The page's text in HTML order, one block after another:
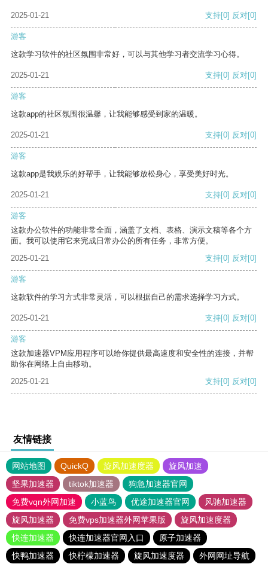
2025-01-21 支持[0] 反对[0]
游客
这款学习软件的社区氛围非常好，可以与其他学习者交流学习心得。
2025-01-21 支持[0] 反对[0]
游客
这款app的社区氛围很温馨，让我能够感受到家的温暖。
2025-01-21 支持[0] 反对[0]
游客
这款app是我娱乐的好帮手，让我能够放松身心，享受美好时光。
2025-01-21 支持[0] 反对[0]
游客
这款办公软件的功能非常全面，涵盖了文档、表格、演示文稿等各个方
面。我可以使用它来完成日常办公的所有任务，非常方便。
2025-01-21
支持[0] 反对[0]
游客
这款软件的学习方式非常灵活，可以根据自己的需求选择学习方式。
2025-01-21 支持[0] 反对[0]
游客
这款加速器VPM应用程序可以给你提供最高速度和安全性的连接，并帮
助你在网络上自由移动。
2025-01-21
支持[0] 反对[0]
友情链接
网站地图 QuickQ 旋风加速度器
旋风加速
坚果加速器
tiktok加速器
狗急加速器官网
免费vqn外网加速
小蓝鸟 优途加速器官网
风驰加速器
旋风加速器
免费vps加速器外网苹果版
旋风加速度器
快连加速器
快连加速器官网入口
原子加速器
快鸭加速器
快柠檬加速器 旋风加速度器 外网网址导航